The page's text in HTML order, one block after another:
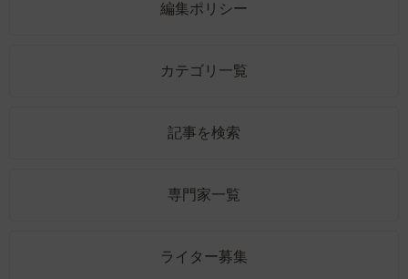
編集ポリシー
カテゴリ一覧
記事を検索
専門家一覧
ライター募集